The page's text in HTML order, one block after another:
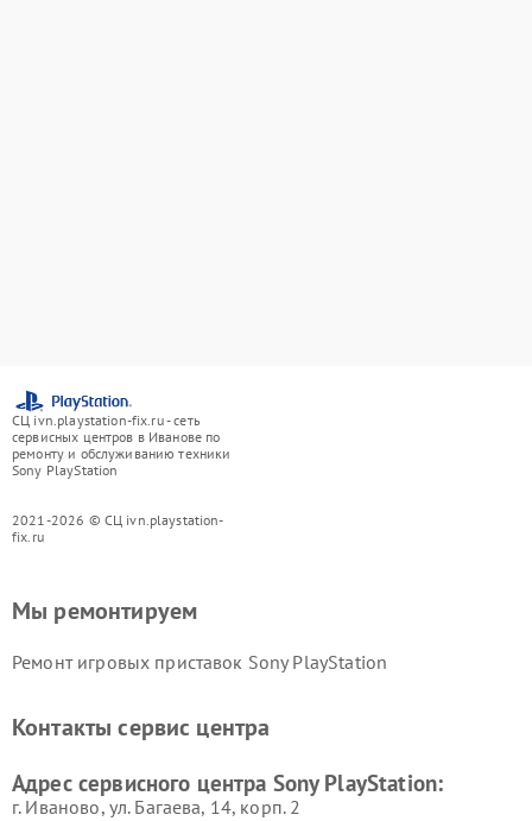
СЦ ivn.playstation-fix.ru - сеть
сервисных центров в Иванове по
ремонту и обслуживанию техники
Sony PlayStation
2021-2026 © СЦ ivn.playstation-
fix.ru
Мы ремонтируем
Ремонт игровых приставок Sony PlayStation
Контакты сервис центра
Адрес сервисного центра Sony PlayStation:
г. Иваново, ул. Багаева, 14, корп. 2